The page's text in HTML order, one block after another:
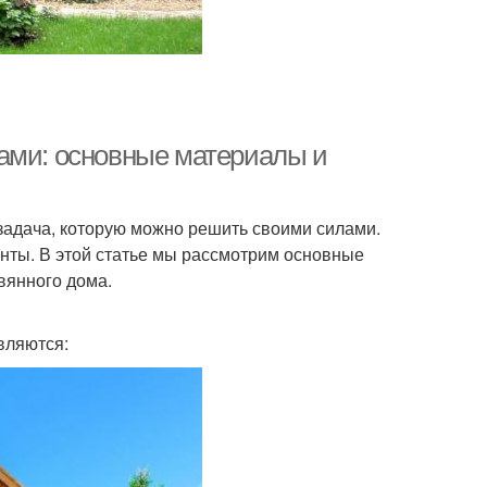
основные материалы и
которую можно решить своими силами.
В этой статье мы рассмотрим основные
дома.